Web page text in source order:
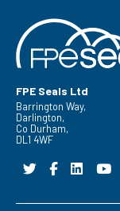
FPE Seals Ltd
Barrington Way,
Darlington,
Co Durham,
DL1 4WF